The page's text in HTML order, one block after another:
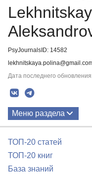
PsyJournalsID: 14582
Дата последнего
Меню раздела
ТОП-20 статей
ТОП-20 книг
База знаний